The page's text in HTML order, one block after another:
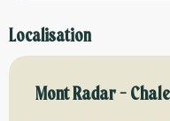
Localisation
Mont Radar -